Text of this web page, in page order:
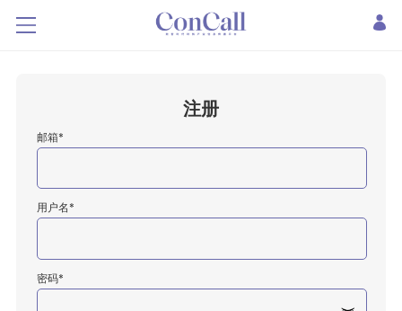
注册
邮箱*
用户名*
密码*